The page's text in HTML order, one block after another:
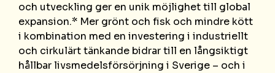
och utveckling ger en unik möjlighet till global
expansion.* Mer grönt och fisk och mindre kött
i kombination med en investering i industriellt
och cirkulärt tänkande bidrar till en långsiktigt
hållbar livsmedelsförsörjning i Sverige – och i